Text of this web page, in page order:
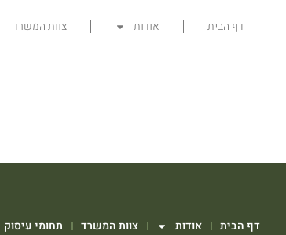
דף הבית אודות צוות המשרד
דף הבית אודות צוות המשרד תחומי עיסוק